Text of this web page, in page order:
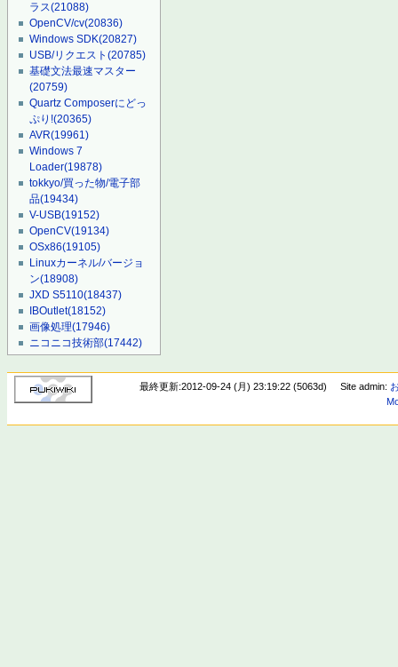
ラス(21088)
OpenCV/cv(20836)
Windows SDK(20827)
USB/リクエスト(20785)
基礎文法最速マスター
(20759)
Quartz Composerにどっ
ぷり!(20365)
AVR(19961)
Windows 7
Loader(19878)
tokkyo/買った物/電子部
品(19434)
V-USB(19152)
OpenCV(19134)
OSx86(19105)
Linuxカーネル/バージョ
ン(18908)
JXD S5110(18437)
IBOutlet(18152)
画像処理(17946)
ニコニコ技術部(17442)
最終更新:2012-09-24 (月) 23:19:22 (5063d) Site admin: